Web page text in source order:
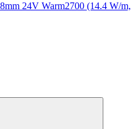
24V Warm2700 (14.4 W/m,